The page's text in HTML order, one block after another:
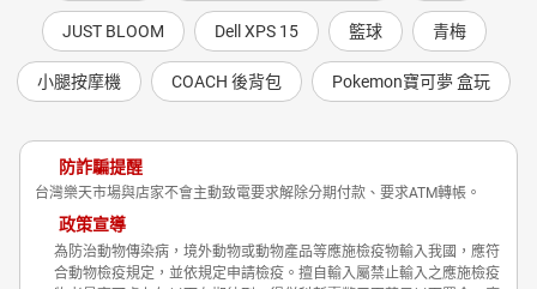
JUST BLOOM Dell XPS 15 籃球 青梅
小腿按摩機 COACH 後背包 Pokemon寶可夢 盒玩
防詐騙提醒
台灣樂天市場與店家不會主動致電要求解除分期付款、要求ATM轉帳。
政策宣導
為防治動物傳染病，境外動物或動物產品等應施檢疫物輸入我國，應符
合動物檢疫規定，並依規定申請檢疫。擅自輸入屬禁止輸入之應施檢疫